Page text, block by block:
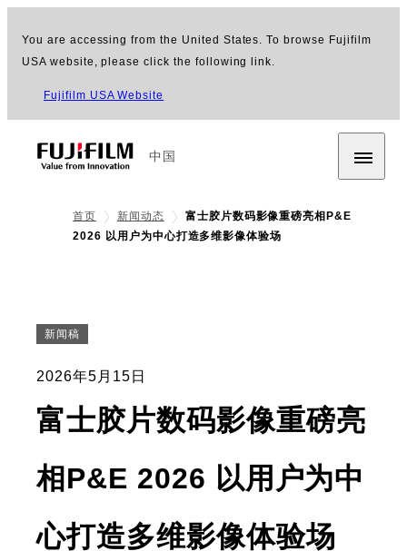
You are accessing from the United States. To browse Fujifilm
USA website, please click the following link.
Fujifilm USA Website
中国
首页 新闻动态
富士胶片数码影像重磅亮相P&E
2026 以用户为中心打造多维影像体验场
新闻稿
2026年5月15日
富士胶片数码影像重磅亮
相P&E 2026 以用户为中
心打造多维影像体验场